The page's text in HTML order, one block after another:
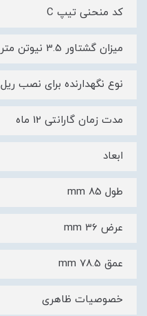
کد منحنی تیپ C
میزان گشتاور 3.5 نیوتن متر
نوع نگهدارنده برای نصب ریل DIN
مدت زمان گارانتی 12 ماه
ابعاد
طول 85 mm
عرض 36 mm
عمق 78.5 mm
خصوصیات ظاهری